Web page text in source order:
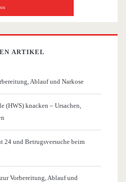
ARTIKEL
Ablauf und Narkose
(HWS) knacken – Ursachen,
24 und Betrugsversuche beim
Vorbereitung, Ablauf und